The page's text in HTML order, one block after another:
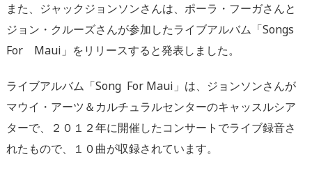
また、ジャックジョンソンさんは、ポーラ・フーガさんと
ジョン・クルーズさんが参加したライブアルバム「Songs
For Maui」をリリースすると発表しました。
ライブアルバム「Song For Maui」は、ジョンソンさんが
マウイ・アーツ＆カルチュラルセンターのキャッスルシア
ターで、２０１２年に開催したコンサートでライブ録音さ
れたもので、１０曲が収録されています。